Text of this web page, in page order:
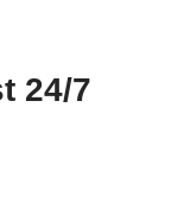
24/7